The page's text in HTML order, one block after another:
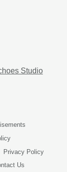
Studio
Privacy Policy
Us